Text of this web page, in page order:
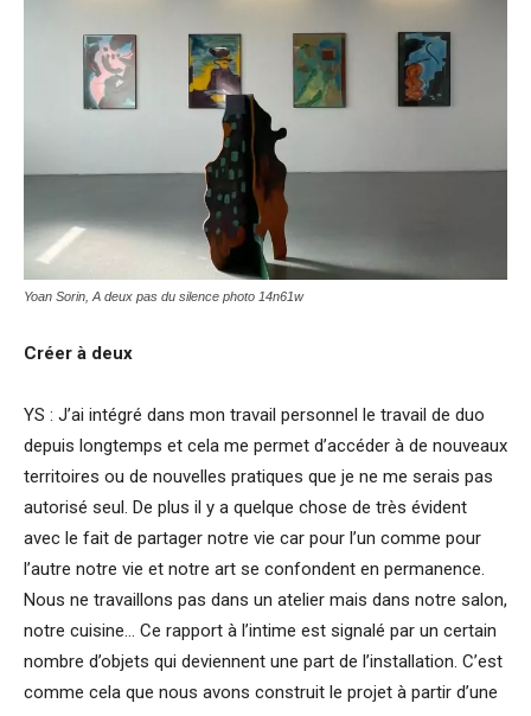
Yoan Sorin, A deux pas du silence photo 14n61w
Créer à deux
YS : J’ai intégré dans mon travail personnel le travail de duo
depuis longtemps et cela me permet d’accéder à de nouveaux
territoires ou de nouvelles pratiques que je ne me serais pas
autorisé seul. De plus il y a quelque chose de très évident
avec le fait de partager notre vie car pour l’un comme pour
l’autre notre vie et notre art se confondent en permanence.
Nous ne travaillons pas dans un atelier mais dans notre salon,
notre cuisine… Ce rapport à l’intime est signalé par un certain
nombre d’objets qui deviennent une part de l’installation. C’est
comme cela que nous avons construit le projet à partir d’une